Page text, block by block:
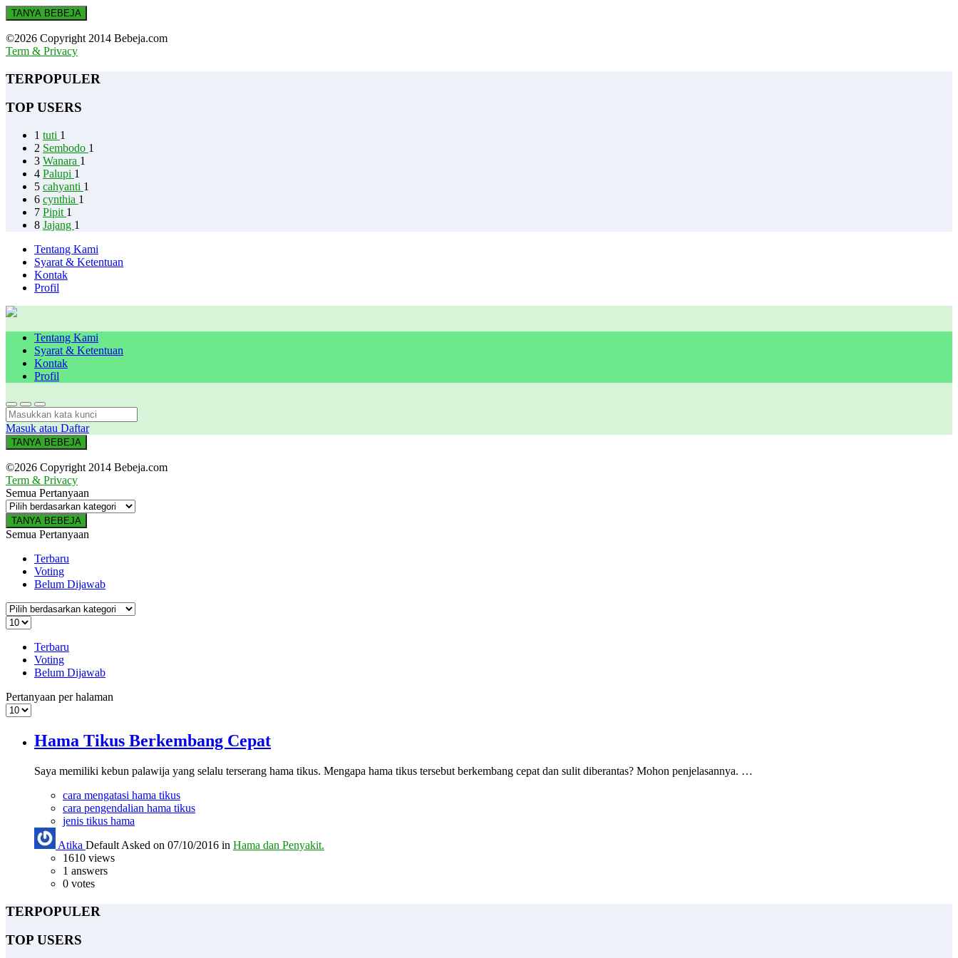
TANYA BEBEJA
©2026 Copyright 2014 Bebeja.com
Term & Privacy
TERPOPULER
TOP USERS
1 tuti 1
2 Sembodo 1
3 Wanara 1
4 Palupi 1
5 cahyanti 1
6 cynthia 1
7 Pipit 1
8 Jajang 1
Tentang Kami
Syarat & Ketentuan
Kontak
Profil
Tentang Kami
Syarat & Ketentuan
Kontak
Profil
Masuk atau Daftar
TANYA BEBEJA
©2026 Copyright 2014 Bebeja.com
Term & Privacy
Semua Pertanyaan
TANYA BEBEJA
Semua Pertanyaan
Terbaru
Voting
Belum Dijawab
Terbaru
Voting
Belum Dijawab
Pertanyaan per halaman
Hama Tikus Berkembang Cepat
Saya memiliki kebun palawija yang selalu terserang hama tikus. Mengapa hama tikus tersebut berkembang cepat dan sulit diberantas? Mohon penjelasannya. …
cara mengatasi hama tikus
cara pengendalian hama tikus
jenis tikus hama
Atika Default Asked on 07/10/2016 in Hama dan Penyakit.
1610 views
1 answers
0 votes
TERPOPULER
TOP USERS